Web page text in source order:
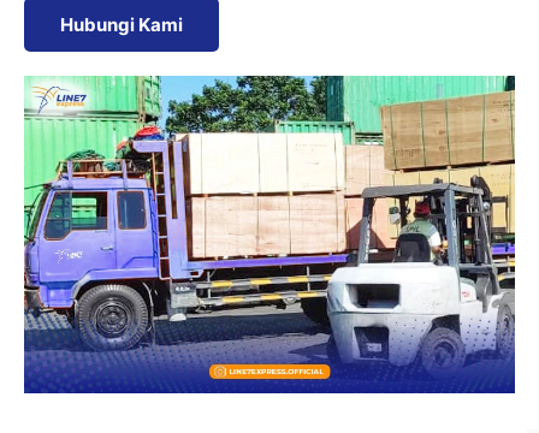
Hubungi Kami